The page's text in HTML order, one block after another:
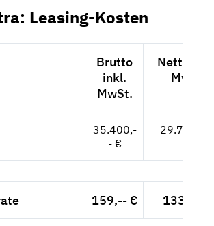
Leasing-Kosten
Brutto
inkl.
MwSt.
Netto
MwSt.
35.400,-
- €
29.748,--
159,-- € 133,61 €